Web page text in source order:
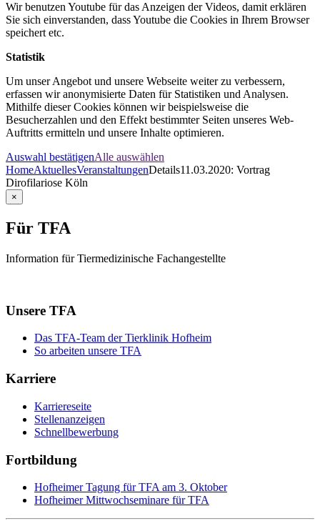
Wir benutzen Youtube für das Anzeigen der Videos, damit erklären
Sie sich einverstanden, dass Youtube die Cookies in Ihrem Browser
speichert etc.
Statistik
Um unser Angebot und unsere Webseite weiter zu verbessern,
erfassen wir anonymisierte Daten für Statistiken und Analysen.
Mithilfe dieser Cookies können wir beispielsweise die
Besucherzahlen und den Effekt bestimmter Seiten unseres Web-
Auftritts ermitteln und unsere Inhalte optimieren.
Auswahl bestätigenAlle auswählen
HomeAktuellesVeranstaltungenDetails11.03.2020: Vortrag
Dirofilariose Köln
×
Für TFA
Information für Tiermedizinische Fachangestellte
Unsere TFA
Das TFA-Team der Tierklinik Hofheim
So arbeiten unsere TFA
Karriere
Karriereseite
Stellenanzeigen
Schnellbewerbung
Fortbildung
Hofheimer Tagung für TFA am 3. Oktober
Hofheimer Mittwochseminare für TFA